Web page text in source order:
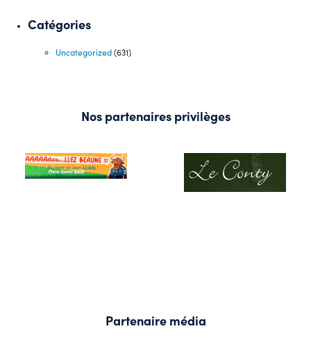
Catégories
Uncategorized(631)
Nos partenaires privilèges
Partenaire média